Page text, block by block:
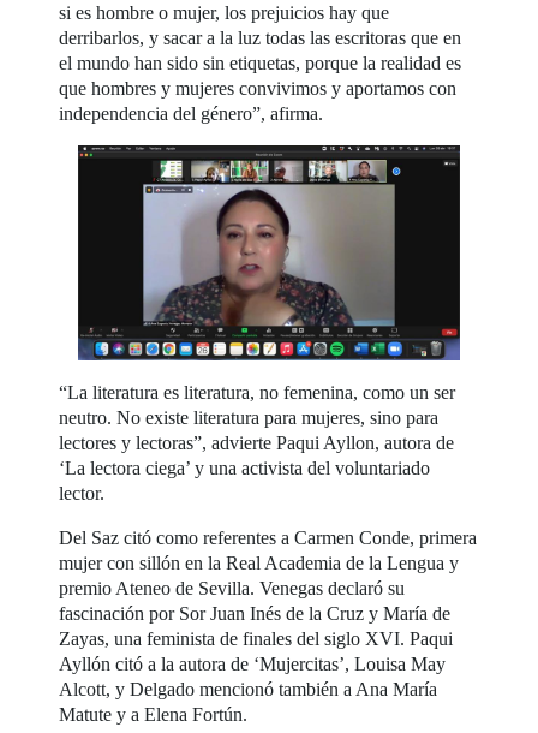
si es hombre o mujer, los prejuicios hay que
derribarlos, y sacar a la luz todas las escritoras que en
el mundo han sido sin etiquetas, porque la realidad es
que hombres y mujeres convivimos y aportamos con
independencia del género”, afirma.
“La literatura es literatura, no femenina, como un ser
neutro. No existe literatura para mujeres, sino para
lectores y lectoras”, advierte Paqui Ayllon, autora de
‘La lectora ciega’ y una activista del voluntariado
lector.
Del Saz citó como referentes a Carmen Conde, primera
mujer con sillón en la Real Academia de la Lengua y
premio Ateneo de Sevilla. Venegas declaró su
fascinación por Sor Juan Inés de la Cruz y María de
Zayas, una feminista de finales del siglo XVI. Paqui
Ayllón citó a la autora de ‘Mujercitas’, Louisa May
Alcott, y Delgado mencionó también a Ana María
Matute y a Elena Fortún.